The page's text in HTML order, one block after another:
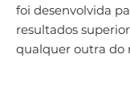
foi desenvolvida
resultados
qualquer outra do